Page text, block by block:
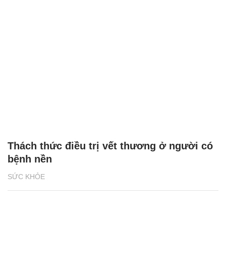
SỨC KHỎE
Thách thức điều trị vết thương ở người có
bệnh nền